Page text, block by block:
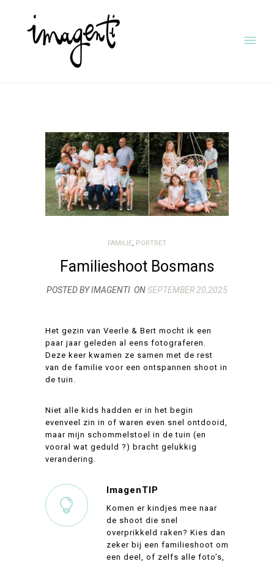
FAMILIE, PORTRET
Familieshoot Bosmans
POSTED BY IMAGENTI ONSEPTEMBER 20,2025
Het gezin van Veerle & Bert mocht ik een
paar jaar geleden al eens fotograferen.
Deze keer kwamen ze samen met de rest
van de familie voor een ontspannen shoot in
de tuin.
Niet alle kids hadden er in het begin
evenveel zin in of waren even snel ontdooid,
maar mijn schommelstoel in de tuin (en
vooral wat geduld ?) bracht gelukkig
verandering.
ImagenTIP
Komen er kindjes mee naar
de shoot die snel
overprikkeld raken? Kies dan
zeker bij een familieshoot om
een deel, of zelfs alle foto’s,